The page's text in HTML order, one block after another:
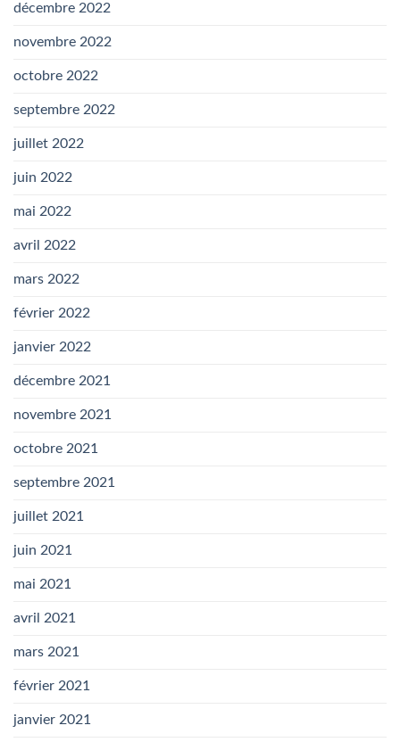
décembre 2022
novembre 2022
octobre 2022
septembre 2022
juillet 2022
juin 2022
mai 2022
avril 2022
mars 2022
février 2022
janvier 2022
décembre 2021
novembre 2021
octobre 2021
septembre 2021
juillet 2021
juin 2021
mai 2021
avril 2021
mars 2021
février 2021
janvier 2021